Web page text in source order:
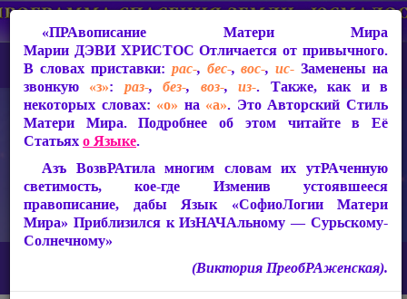
СакРАльная Поэзия Матери Мира
Небесная Узница Лестница в Небо
«ПРАвописание Матери Мира
Марии ДЭВИ ХРИСТОС Отличается от привычного.
В словах приставки: рас-, бес-,вос-,ис- Заменены на
звонкую «з»: раз-,без-, воз-,из-. Также, как и в
некоторых словах: «о» на «а». Это Авторский Стиль
Матери Мира. Подробнее об этом читайте в Её
Статьяхо Языке.
Азъ ВозвРАтила многим словам их утРАченную
светимость, кое-где Изменив устоявшееся
правописание, дабы Язык «СофиоЛогии Матери
Мира» Приблизился к ИзНАЧАльному — Сурьскому-
Солнечному»
(Виктория ПреобРАженская).